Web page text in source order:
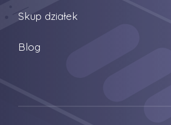
Skup działek
Blog